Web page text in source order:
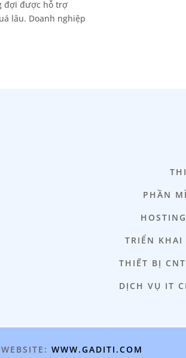
đợi được hỗ trợ
lâu. Doanh nghiệp
PHẦN
TRIỂN KHAI
THIẾT BỊ
DỊCH VỤ IT
WWW.GADITI.COM